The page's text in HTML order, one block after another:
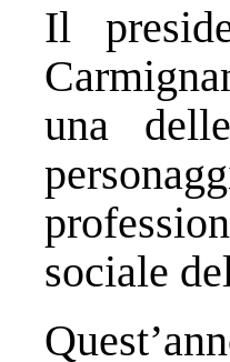
Il
una
sociale